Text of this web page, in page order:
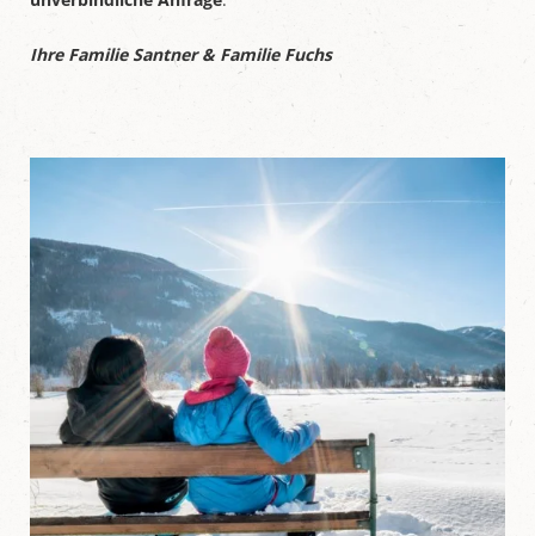
Ihre Familie Santner & Familie Fuchs